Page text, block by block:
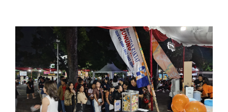
24
BPR
Gunung
Rizki